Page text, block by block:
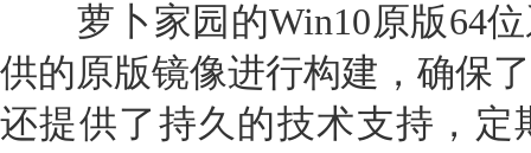
萝卜家园的Win10原版64位
供的原版镜像进行构建，确保
还提供了持久的技术支持，